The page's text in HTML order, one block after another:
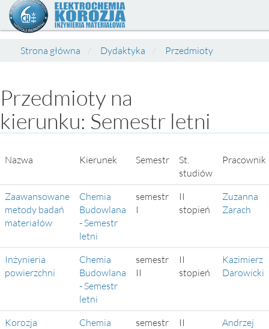
Strona główna Dydaktyka Przedmioty
Przedmioty na
kierunku: Semestr letni
Nazwa Kierunek Semestr
St.
studiów
Pracownik
Zaawansowane
metody badań
materiałów
Chemia
Budowlana
- Semestr
letni
semestr
I
II
stopień
Zuzanna
Zarach
Inżynieria
powierzchni
Chemia
Budowlana
- Semestr
letni
semestr
II
II
stopień
Kazimierz
Darowicki
Korozja
Chemia
semestr
II
Andrzej